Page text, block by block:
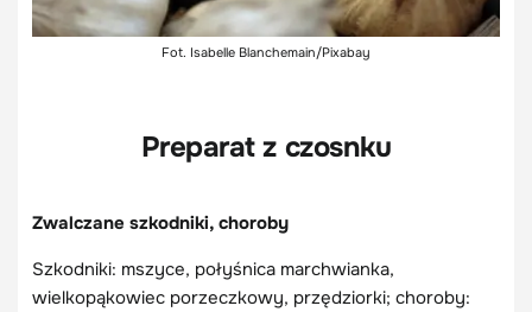
Fot. Isabelle Blanchemain/Pixabay
Preparat z czosnku
Zwalczane szkodniki, choroby
Szkodniki: mszyce, połyśnica marchwianka,
wielkopąkowiec porzeczkowy, przędziorki; choroby: